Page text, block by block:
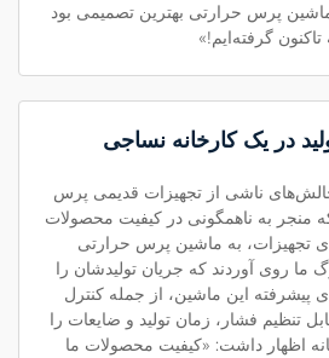
پرس حرارتی بهترین تصمیمی بود
تاکنون گرفته‌ایم!»
در یک کارخانه نساجی
ناشی از تجهیزات قدیمی پرس
منجر به ناهمگونی در کیفیت محصولات
تجهیزات، به ماشین پرس حرارتی
روی آوردند که جریان تولیدشان را
پیشرفته این ماشین، از جمله کنترل
تنظیم فشار، زمان تولید و ضایعات را
اظهار داشت: «کیفیت محصولات ما